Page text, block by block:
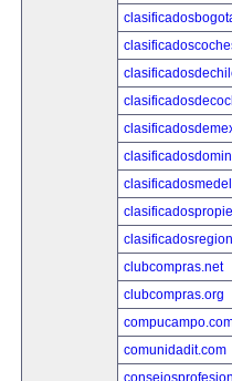
clubcompras.net
clubcompras.org
comunidadit.com